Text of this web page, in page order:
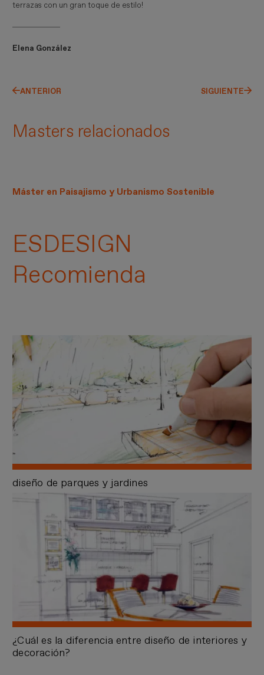
terrazas con un gran toque de estilo!
Elena González
ANTERIOR SIGUIENTE
Masters relacionados
Máster en Paisajismo y Urbanismo Sostenible
ESDESIGN
Recomienda
diseño de parques y jardines
¿Cuál es la diferencia entre diseño de interiores y
decoración?